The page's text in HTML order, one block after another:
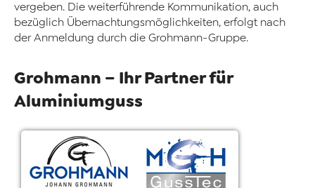
vergeben. Die weiterführende Kommunikation, auch
bezüglich Übernachtungsmöglichkeiten, erfolgt nach
der Anmeldung durch die Grohmann-Gruppe.
Grohmann – Ihr Partner für
Aluminiumguss